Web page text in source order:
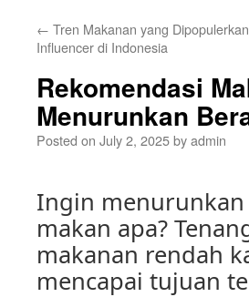
← Tren Makanan yang
Influencer di Indonesia
Rekomendasi
Menurunkan
Posted on July 2, 2025byadmin
Ingin
makan apa?
makanan rendah
mencapai tujuan